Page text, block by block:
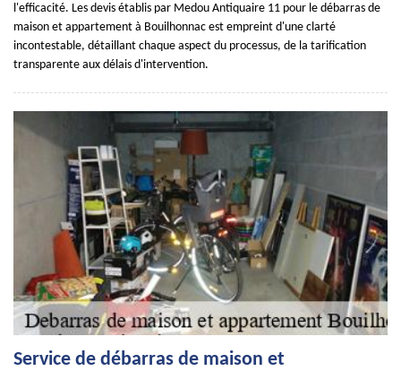
l'efficacité. Les devis établis par Medou Antiquaire 11 pour le débarras de
maison et appartement à Bouilhonnac est empreint d'une clarté
incontestable, détaillant chaque aspect du processus, de la tarification
transparente aux délais d'intervention.
Service de débarras de maison et